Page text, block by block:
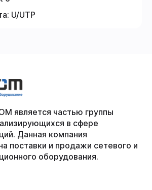
U/UTP
является частью группы
в сфере
Данная компания
поставки и продажи сетевого и
оборудования.